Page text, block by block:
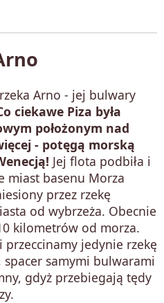
Arno - jej bulwary
ciekawe Piza była
położonym nad
- potęgą morską
Jej flota podbiła i
miast basenu Morza
przez rzekę
od wybrzeża. Obecnie
kilometrów od morza.
przeccinamy jedynie rzekę
spacer samymi bulwarami
gdyż przebiegają tędy